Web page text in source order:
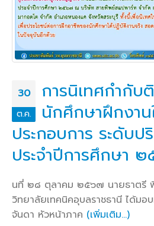
30
ต.ค.
การนิเทศกำกับ
นักศึกษาฝึกงาน
ประกอบการ ระดับ
ประจำปีการศึกษา
นที่ ๒๘ ตุลาคม ๒๕๖๗ นายธาตรี
วิทยาลัยเทคนิคอุบลราชธานี ได้ม
จันดา หัวหน้าภาค (เพิ่มเติม…)